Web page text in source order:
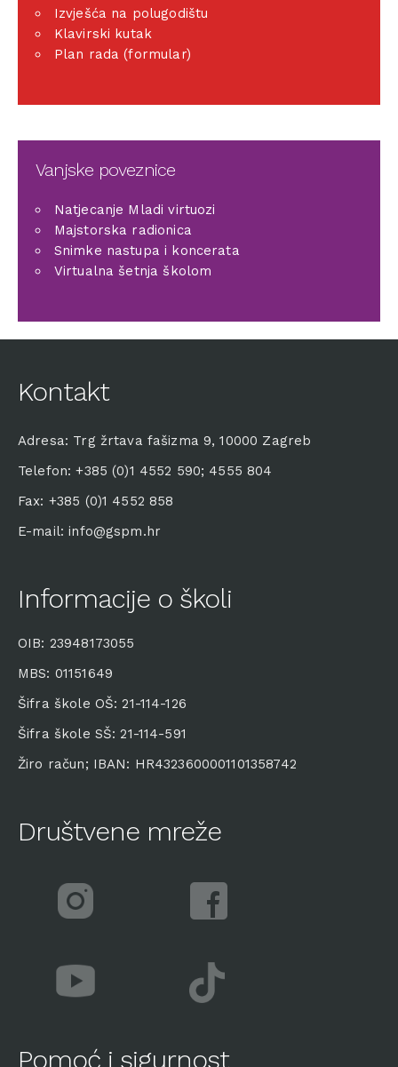
Izvješća na polugodištu
Klavirski kutak
Plan rada (formular)
Vanjske poveznice
Natjecanje Mladi virtuozi
Majstorska radionica
Snimke nastupa i koncerata
Virtualna šetnja školom
Kontakt
Adresa: Trg žrtava fašizma 9, 10000 Zagreb
Telefon: +385 (0)1 4552 590; 4555 804
Fax: +385 (0)1 4552 858
E-mail: info@gspm.hr
Informacije o školi
OIB: 23948173055
MBS: 01151649
Šifra škole OŠ: 21-114-126
Šifra škole SŠ: 21-114-591
Žiro račun; IBAN: HR4323600001101358742
Društvene mreže
Pomoć i sigurnost